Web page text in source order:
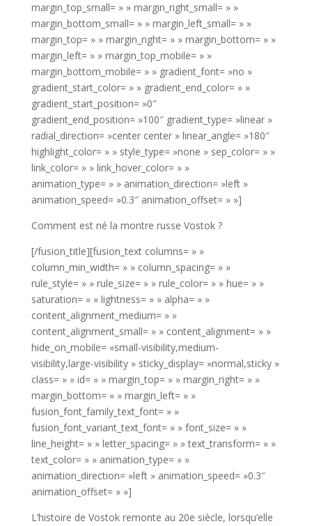
margin_top_small= » » margin_right_small= » »
margin_bottom_small= » » margin_left_small= » »
margin_top= » » margin_right= » » margin_bottom= » »
margin_left= » » margin_top_mobile= » »
margin_bottom_mobile= » » gradient_font= »no »
gradient_start_color= » » gradient_end_color= » »
gradient_start_position= »0″
gradient_end_position= »100″ gradient_type= »linear »
radial_direction= »center center » linear_angle= »180″
highlight_color= » » style_type= »none » sep_color= » »
link_color= » » link_hover_color= » »
animation_type= » » animation_direction= »left »
animation_speed= »0.3″ animation_offset= » »]
Comment est né la montre russe Vostok ?
[/fusion_title][fusion_text columns= » »
column_min_width= » » column_spacing= » »
rule_style= » » rule_size= » » rule_color= » » hue= » »
saturation= » » lightness= » » alpha= » »
content_alignment_medium= » »
content_alignment_small= » » content_alignment= » »
hide_on_mobile= »small-visibility,medium-
visibility,large-visibility » sticky_display= »normal,sticky »
class= » » id= » » margin_top= » » margin_right= » »
margin_bottom= » » margin_left= » »
fusion_font_family_text_font= » »
fusion_font_variant_text_font= » » font_size= » »
line_height= » » letter_spacing= » » text_transform= » »
text_color= » » animation_type= » »
animation_direction= »left » animation_speed= »0.3″
animation_offset= » »]
L’histoire de Vostok remonte au 20e siècle, lorsqu’elle